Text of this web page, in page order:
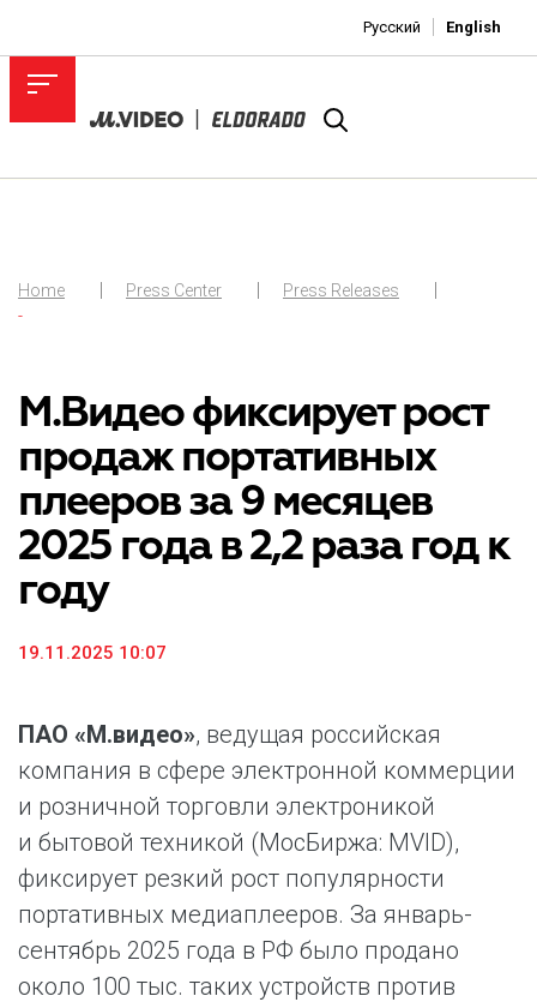
Русский English
Home Press Center
Press Releases
-
М.Видео фиксирует рост
продаж портативных
плееров за 9 месяцев
2025 года в 2,2 раза год к
году
19.11.2025 10:07
ПАО «М.видео», ведущая российская
компания в сфере электронной коммерции
и розничной торговли электроникой
и бытовой техникой (МосБиржа: MVID),
фиксирует резкий рост популярности
портативных медиаплееров. За январь-
сентябрь 2025 года в РФ было продано
около 100 тыс. таких устройств против